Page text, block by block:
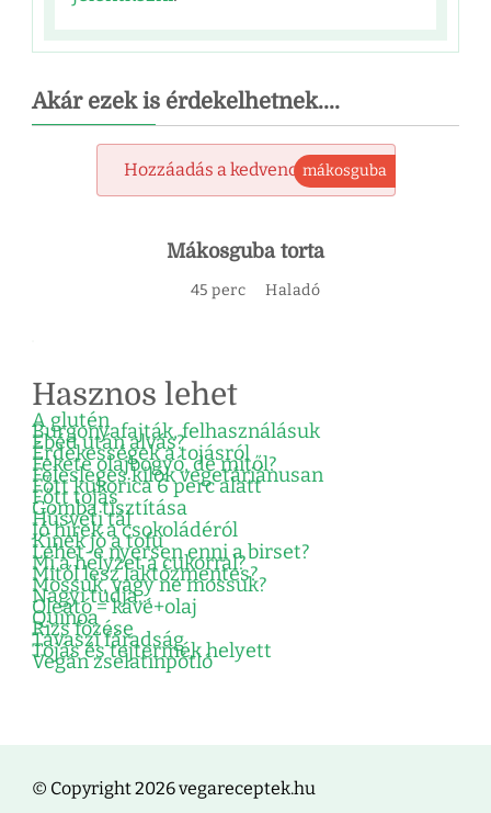
Akár ezek is érdekelhetnek....
Hozzáadás a kedvencekhezmákosguba
Mákosguba torta
45 perc Haladó
Hasznos lehet
A glutén
Burgonyafajták, felhasználásuk
Ebéd után alvás?
Érdekességek a tojásról
Fekete olajbogyó, de mitől?
Felesleges kilók vegetáriánusan
Főtt kukorica 6 perc alatt
Főtt tojás
Gomba tisztítása
Húsvéti tál
Jó hírek a csokoládéról
Kinek jó a tofu
Lehet-e nyersen enni a birset?
Mi a helyzet a cukorral?
Mitől lesz laktózmentes?
Mossuk, vagy ne mossuk?
Nagyi tudja…
Oleátó = kávé+olaj
Quinoa
Rizs főzése
Tavaszi fáradság
Tojás és tejtermék helyett
Vegán zselatinpótló
© Copyright 2026 vegareceptek.hu